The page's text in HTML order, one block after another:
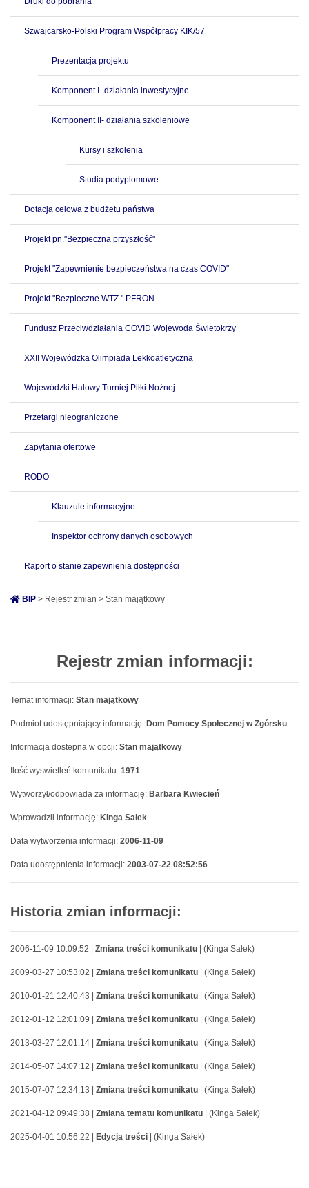
Szwajcarsko-Polski Program Współpracy KIK/57
Prezentacja projektu
Komponent I- działania inwestycyjne
Komponent II- działania szkoleniowe
Kursy i szkolenia
Studia podyplomowe
Dotacja celowa z budżetu państwa
Projekt pn."Bezpieczna przyszłość"
Projekt "Zapewnienie bezpieczeństwa na czas COVID"
Projekt "Bezpieczne WTZ " PFRON
Fundusz Przeciwdziałania COVID Wojewoda Świetokrzy
XXII Wojewódzka Olimpiada Lekkoatletyczna
Wojewódzki Halowy Turniej Piłki Nożnej
Przetargi nieograniczone
Zapytania ofertowe
RODO
Klauzule informacyjne
Inspektor ochrony danych osobowych
Raport o stanie zapewnienia dostępności
BIP > Rejestr zmian > Stan majątkowy
Rejestr zmian informacji:
Temat informacji: Stan majątkowy
Podmiot udostępniający informację: Dom Pomocy Społecznej w Zgórsku
Informacja dostepna w opcji: Stan majątkowy
Ilość wyswietleń komunikatu: 1971
Wytworzył/odpowiada za informację: Barbara Kwiecień
Wprowadził informację: Kinga Sałek
Data wytworzenia informacji: 2006-11-09
Data udostępnienia informacji: 2003-07-22 08:52:56
Historia zmian informacji:
2006-11-09 10:09:52 | Zmiana treści komunikatu | (Kinga Sałek)
2009-03-27 10:53:02 | Zmiana treści komunikatu | (Kinga Sałek)
2010-01-21 12:40:43 | Zmiana treści komunikatu | (Kinga Sałek)
2012-01-12 12:01:09 | Zmiana treści komunikatu | (Kinga Sałek)
2013-03-27 12:01:14 | Zmiana treści komunikatu | (Kinga Sałek)
2014-05-07 14:07:12 | Zmiana treści komunikatu | (Kinga Sałek)
2015-07-07 12:34:13 | Zmiana treści komunikatu | (Kinga Sałek)
2021-04-12 09:49:38 | Zmiana tematu komunikatu | (Kinga Sałek)
2025-04-01 10:56:22 | Edycja treści | (Kinga Sałek)